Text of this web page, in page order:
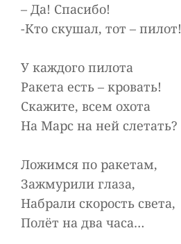
– Да! Спасибо!
-Кто скушал, тот – пилот!
У каждого пилота
Ракета есть – кровать!
Скажите, всем охота
На Марс на ней слетать?
Ложимся по ракетам,
Зажмурили глаза,
Набрали скорость света,
Полёт на два часа…